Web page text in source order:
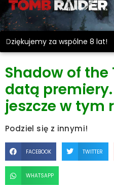
Dziękujemy za wspólne 8 lat!
Shadow of the
datą
jeszcze w tym
Podziel się z innymi!
FACEBOOK TWITTER
WHATSAPP